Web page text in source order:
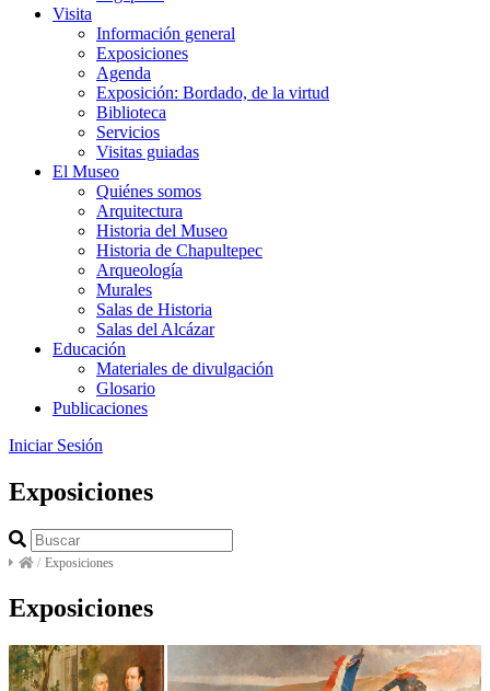
Visita
Información general
Exposiciones
Agenda
Exposición: Bordado, de la virtud
Biblioteca
Servicios
Visitas guiadas
El Museo
Quiénes somos
Arquitectura
Historia del Museo
Historia de Chapultepec
Arqueología
Murales
Salas de Historia
Salas del Alcázar
Educación
Materiales de divulgación
Glosario
Publicaciones
Iniciar Sesión
Exposiciones
/ Exposiciones
Exposiciones